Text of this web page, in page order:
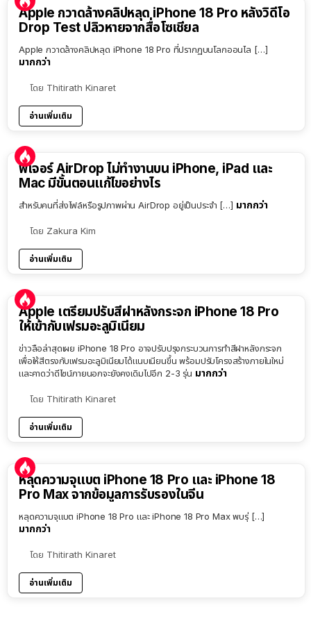
Apple กวาดล้างคลิปหลุด iPhone 18 Pro หลังวิดีโอ
Drop Test ปลิวหายจากสื่อโซเชียล
Apple กวาดล้างคลิปหลุด iPhone 18 Pro ที่ปรากฏบนโลกออนไล […]
มากกว่า
โดย Thitirath Kinaret
อ่านเพิ่มเติม
ฟีเจอร์ AirDrop ไม่ทำงานบน iPhone, iPad และ
Mac มีขั้นตอนแก้ไขอย่างไร
สำหรับคนที่ส่งไฟล์หรือรูปภาพผ่าน AirDrop อยู่เป็นประจำ […] มากกว่า
โดย Zakura Kim
อ่านเพิ่มเติม
Apple เตรียมปรับสีฝาหลังกระจก iPhone 18 Pro
ให้เข้ากับเฟรมอะลูมิเนียม
ข่าวลือล่าสุดเผย iPhone 18 Pro อาจปรับปรุงกระบวนการทำสีฝาหลังกระจก
เพื่อให้สีตรงกับเฟรมอะลูมิเนียมได้แนบเนียนขึ้น พร้อมปรับโครงสร้างภายในใหม่
และคาดว่าดีไซน์ภายนอกจะยังคงเดิมไปอีก 2-3 รุ่น มากกว่า
โดย Thitirath Kinaret
อ่านเพิ่มเติม
หลุดความจุแบต iPhone 18 Pro และ iPhone 18
Pro Max จากข้อมูลการรับรองในจีน
หลุดความจุแบต iPhone 18 Pro และ iPhone 18 Pro Max พบรุ่ […]
มากกว่า
โดย Thitirath Kinaret
อ่านเพิ่มเติม